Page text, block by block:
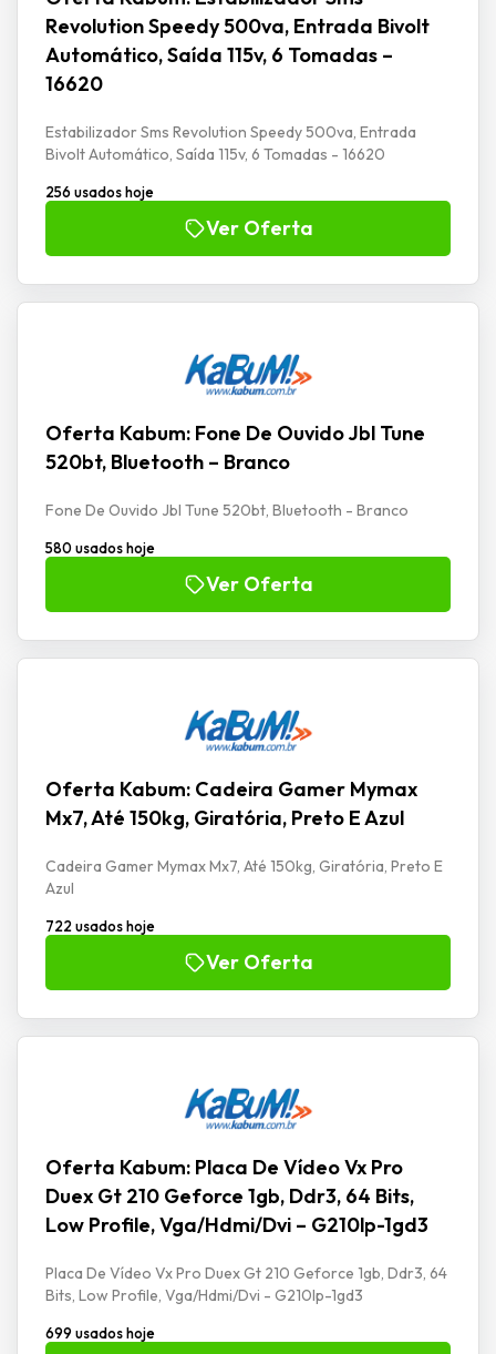
Revolution Speedy 500va, Entrada Bivolt
Automático, Saída 115v, 6 Tomadas –
16620
Estabilizador Sms Revolution Speedy 500va, Entrada
Bivolt Automático, Saída 115v, 6 Tomadas - 16620
256 usados hoje
Ver Oferta
Oferta Kabum: Fone De Ouvido Jbl Tune
520bt, Bluetooth – Branco
Fone De Ouvido Jbl Tune 520bt, Bluetooth - Branco
580 usados hoje
Ver Oferta
Oferta Kabum: Cadeira Gamer Mymax
Mx7, Até 150kg, Giratória, Preto E Azul
Cadeira Gamer Mymax Mx7, Até 150kg, Giratória, Preto E
Azul
722 usados hoje
Ver Oferta
Oferta Kabum: Placa De Vídeo Vx Pro
Duex Gt 210 Geforce 1gb, Ddr3, 64 Bits,
Low Profile, Vga/Hdmi/Dvi – G210lp-1gd3
Placa De Vídeo Vx Pro Duex Gt 210 Geforce 1gb, Ddr3, 64
Bits, Low Profile, Vga/Hdmi/Dvi - G210lp-1gd3
699 usados hoje